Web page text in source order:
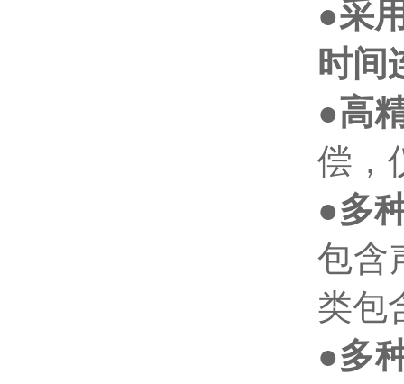
●采
时间
●高
偿，
●多
包含
类包
●多